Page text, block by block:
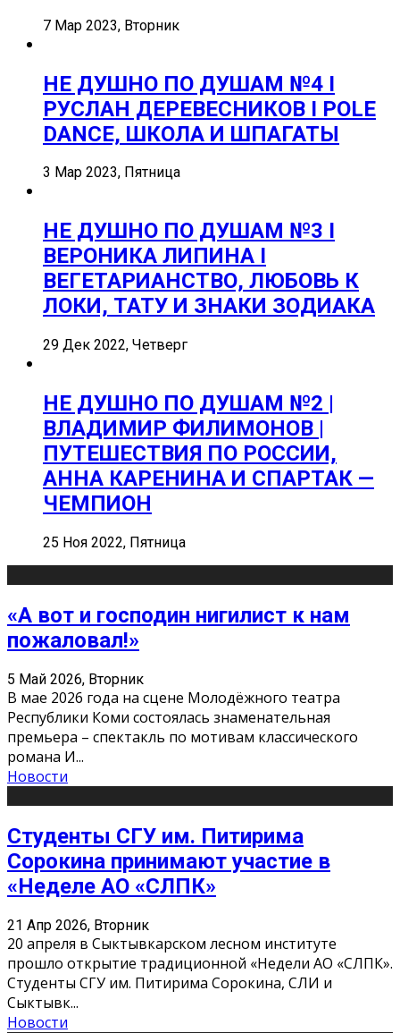
7 Мар 2023, Вторник
НЕ ДУШНО ПО ДУШАМ №4 I
РУСЛАН ДЕРЕВЕСНИКОВ I POLE
DANCE, ШКОЛА И ШПАГАТЫ
3 Мар 2023, Пятница
НЕ ДУШНО ПО ДУШАМ №3 I
ВЕРОНИКА ЛИПИНА I
ВЕГЕТАРИАНСТВО, ЛЮБОВЬ К
ЛОКИ, ТАТУ И ЗНАКИ ЗОДИАКА
29 Дек 2022, Четверг
НЕ ДУШНО ПО ДУШАМ №2 |
ВЛАДИМИР ФИЛИМОНОВ |
ПУТЕШЕСТВИЯ ПО РОССИИ,
АННА КАРЕНИНА И СПАРТАК —
ЧЕМПИОН
25 Ноя 2022, Пятница
«А вот и господин нигилист к нам
пожаловал!»
5 Май 2026, Вторник
В мае 2026 года на сцене Молодёжного театра
Республики Коми состоялась знаменательная
премьера – спектакль по мотивам классического
романа И...
Новости
Студенты СГУ им. Питирима
Сорокина принимают участие в
«Неделе АО «СЛПК»
21 Апр 2026, Вторник
20 апреля в Сыктывкарском лесном институте
прошло открытие традиционной «Недели АО «СЛПК».
Студенты СГУ им. Питирима Сорокина, СЛИ и
Сыктывк...
Новости